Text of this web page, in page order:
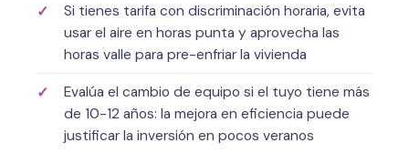
Si tienes tarifa con discriminación horaria, evita
usar el aire en horas punta y aprovecha las
horas valle para pre-enfriar la vivienda
Evalúa el cambio de equipo si el tuyo tiene más
de 10-12 años: la mejora en eficiencia puede
justificar la inversión en pocos veranos